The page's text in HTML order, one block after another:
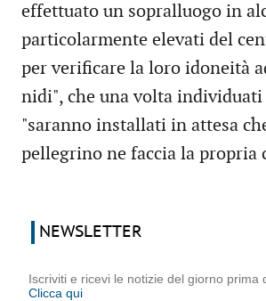
effettuato un sopralluogo in
particolarmente elevati del
per verificare la loro idoneità
nidi", che una volta
"saranno installati in attesa
pellegrino ne faccia la propria
NEWSLETTER
Iscriviti e ricevi le notizie del giorno prima
Clicca qui